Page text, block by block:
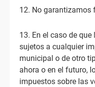
12. No garantizamos
13. En el caso de
sujetos a cualquier
municipal o de otro
ahora o en el futuro,
impuestos sobre las